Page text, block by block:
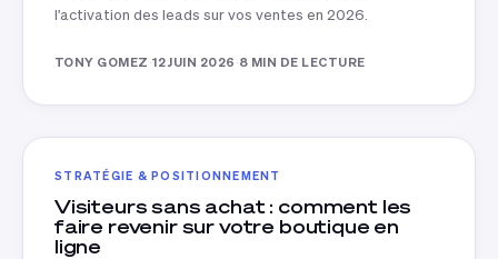
l'activation des leads sur vos ventes en 2026.
TONY GOMEZ ·12 JUIN 2026 ·8 MIN DE LECTURE
STRATÉGIE & POSITIONNEMENT
Visiteurs sans achat : comment les
faire revenir sur votre boutique en
ligne